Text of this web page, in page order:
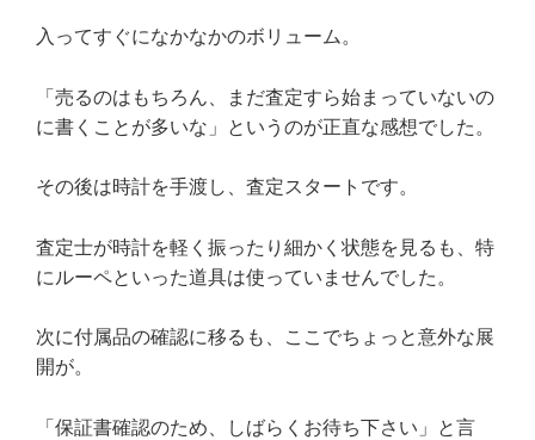
入ってすぐになかなかのボリューム。
「売るのはもちろん、まだ査定すら始まっていないの
に書くことが多いな」というのが正直な感想でした。
その後は時計を手渡し、査定スタートです。
査定士が時計を軽く振ったり細かく状態を見るも、特
にルーペといった道具は使っていませんでした。
次に付属品の確認に移るも、ここでちょっと意外な展
開が。
「保証書確認のため、しばらくお待ち下さい」と言